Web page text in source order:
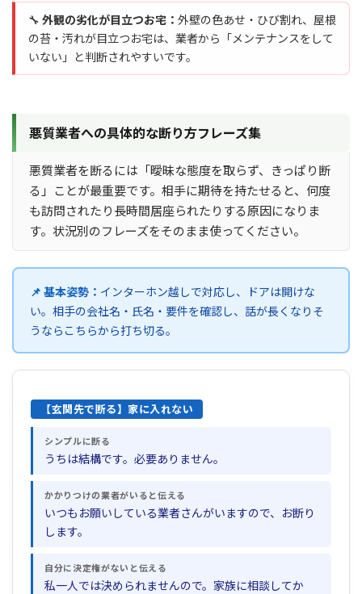
🔧 外観の劣化が目立つお宅： 外壁の色あせ・ひび割れ、屋根
の苔・汚れが目立つお宅は、業者から「メンテナンスをして
いない」と判断されやすいです。
悪質業者への具体的な断り方フレーズ集
悪質業者を断るには「曖昧な態度を取らず、きっぱり断
る」ことが最重要です。相手に期待を持たせると、何度
も訪問されたり長時間居座られたりする原因になりま
す。状況別のフレーズをそのまま使ってください。
📌 基本姿勢： インターホン越しで対応し、ドアは開けな
い。相手の会社名・氏名・要件を確認し、話が長くなりそ
うならこちらから打ち切る。
【玄関先で断る】家に入れない
シンプルに断る
うちは結構です。必要ありません。
かかりつけの業者がいると伝える
いつもお願いしている業者さんがいますので、お断り
します。
自分に決定権がないと伝える
私一人では決められませんので。家族に相談してか